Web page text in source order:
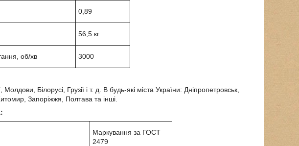
0,89
56,5 кг
об/хв 3000
Білорусі, Грузії і т. д. В будь-які міста України: Дніпропетровськ,
Запоріжжя, Полтава та інші.
Маркування за ГОСТ
2479